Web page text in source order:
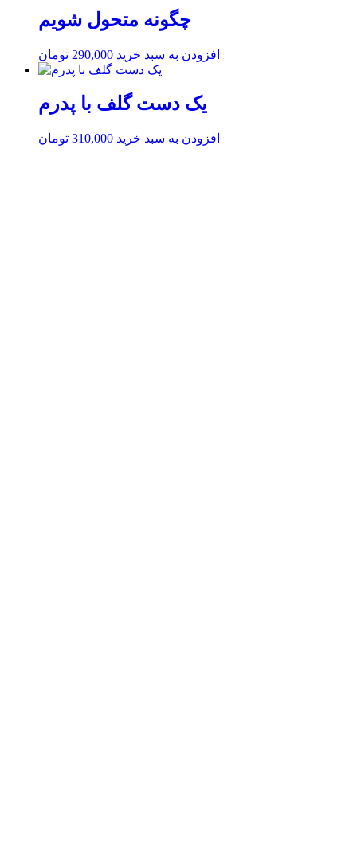
چگونه متحول شویم
290,000 تومان افزودن به سبد خرید
یک دست گلف با پدرم
310,000 تومان افزودن به سبد خرید